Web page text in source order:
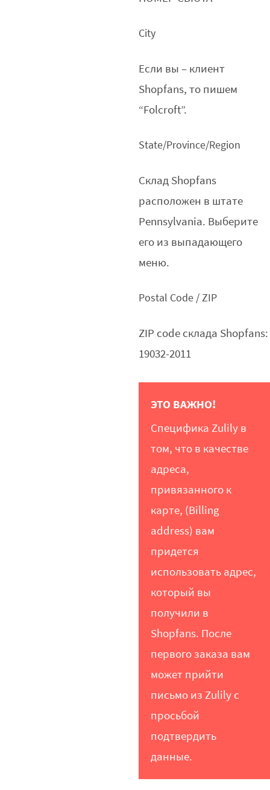
City
Если вы – клиент
Shopfans, то пишем
“Folcroft”.
State/Province/Region
Склад Shopfans
расположен в штате
Pennsylvania. Выберите
его из выпадающего
меню.
Postal Code / ZIP
ZIP code склада Shopfans:
19032-2011
ЭТО ВАЖНО!
Специфика Zulily в
том, что в качестве
адреса,
привязанного к
карте, (Billing
address) вам
придется
использовать адрес,
который вы
получили в
Shopfans. После
первого заказа вам
может прийти
письмо из Zulily с
просьбой
подтвердить
данные.